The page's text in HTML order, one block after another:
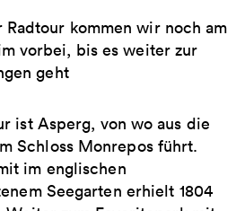
Radtour kommen wir noch am
vorbei, bis es weiter zur
geht
ist Asperg, von wo aus die
Schloss Monrepos führt.
im englischen
Seegarten erhielt 1804